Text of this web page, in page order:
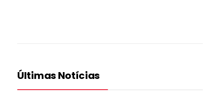
Últimas Notícias